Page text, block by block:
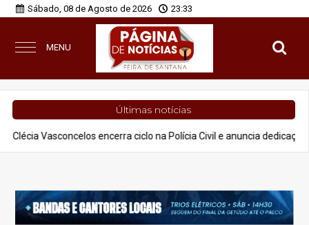
Sábado, 08 de Agosto de 2026 23:33
MENU
Últimas notícias
encerra ciclo na Polícia Civil e anuncia dedicação à